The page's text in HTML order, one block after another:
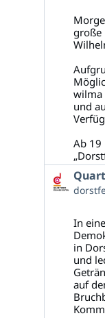
Bluesky
ansehengroße
wilma
und
Ab 19
Beitrag
von
Bluesky
ansehen
In
in
und
auf